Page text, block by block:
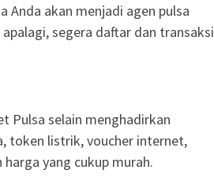
Anda akan menjadi agen pulsa
segera daftar dan transaksi
Pulsa selain menghadirkan
token listrik, voucher internet,
yang cukup murah.